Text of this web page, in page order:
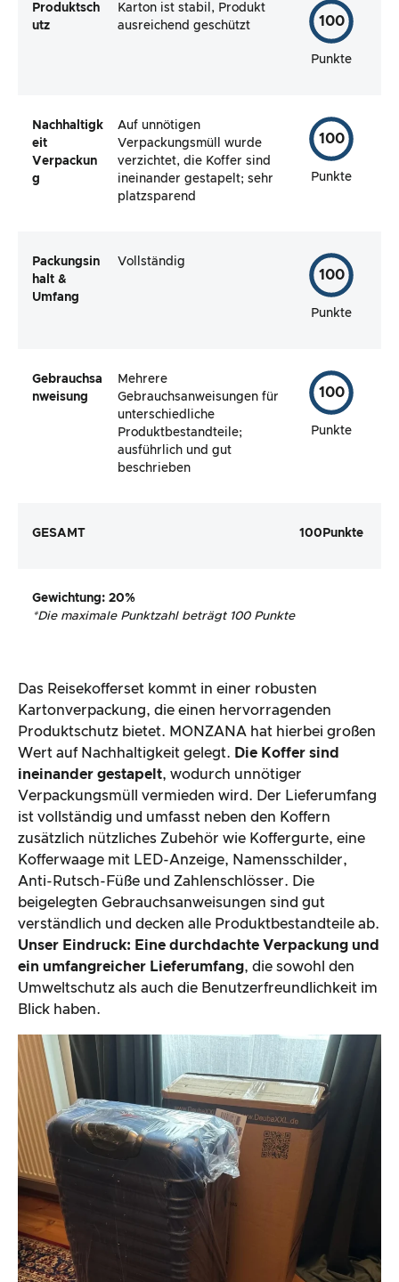
Produktsch
utz
Karton ist stabil, Produkt
ausreichend geschützt
100
Punkte
Nachhaltigk
eit
Verpackun
g
Auf unnötigen
Verpackungsmüll wurde
verzichtet, die Koffer sind
ineinander gestapelt; sehr
platzsparend
100
Punkte
Packungsin
halt &
Umfang
Vollständig
100
Punkte
Gebrauchsa
nweisung
Mehrere
Gebrauchsanweisungen für
unterschiedliche
Produktbestandteile;
ausführlich und gut
beschrieben
100
Punkte
GESAMT 100 Punkte
Gewichtung: 20%
*Die maximale Punktzahl beträgt 100 Punkte
Das Reisekofferset kommt in einer robusten
Kartonverpackung, die einen hervorragenden
Produktschutz bietet. MONZANA hat hierbei großen
Wert auf Nachhaltigkeit gelegt. Die Koffer sind
ineinander gestapelt, wodurch unnötiger
Verpackungsmüll vermieden wird. Der Lieferumfang
ist vollständig und umfasst neben den Koffern
zusätzlich nützliches Zubehör wie Koffergurte, eine
Kofferwaage mit LED-Anzeige, Namensschilder,
Anti-Rutsch-Füße und Zahlenschlösser. Die
beigelegten Gebrauchsanweisungen sind gut
verständlich und decken alle Produktbestandteile ab.
Unser Eindruck: Eine durchdachte Verpackung und
ein umfangreicher Lieferumfang, die sowohl den
Umweltschutz als auch die Benutzerfreundlichkeit im
Blick haben.